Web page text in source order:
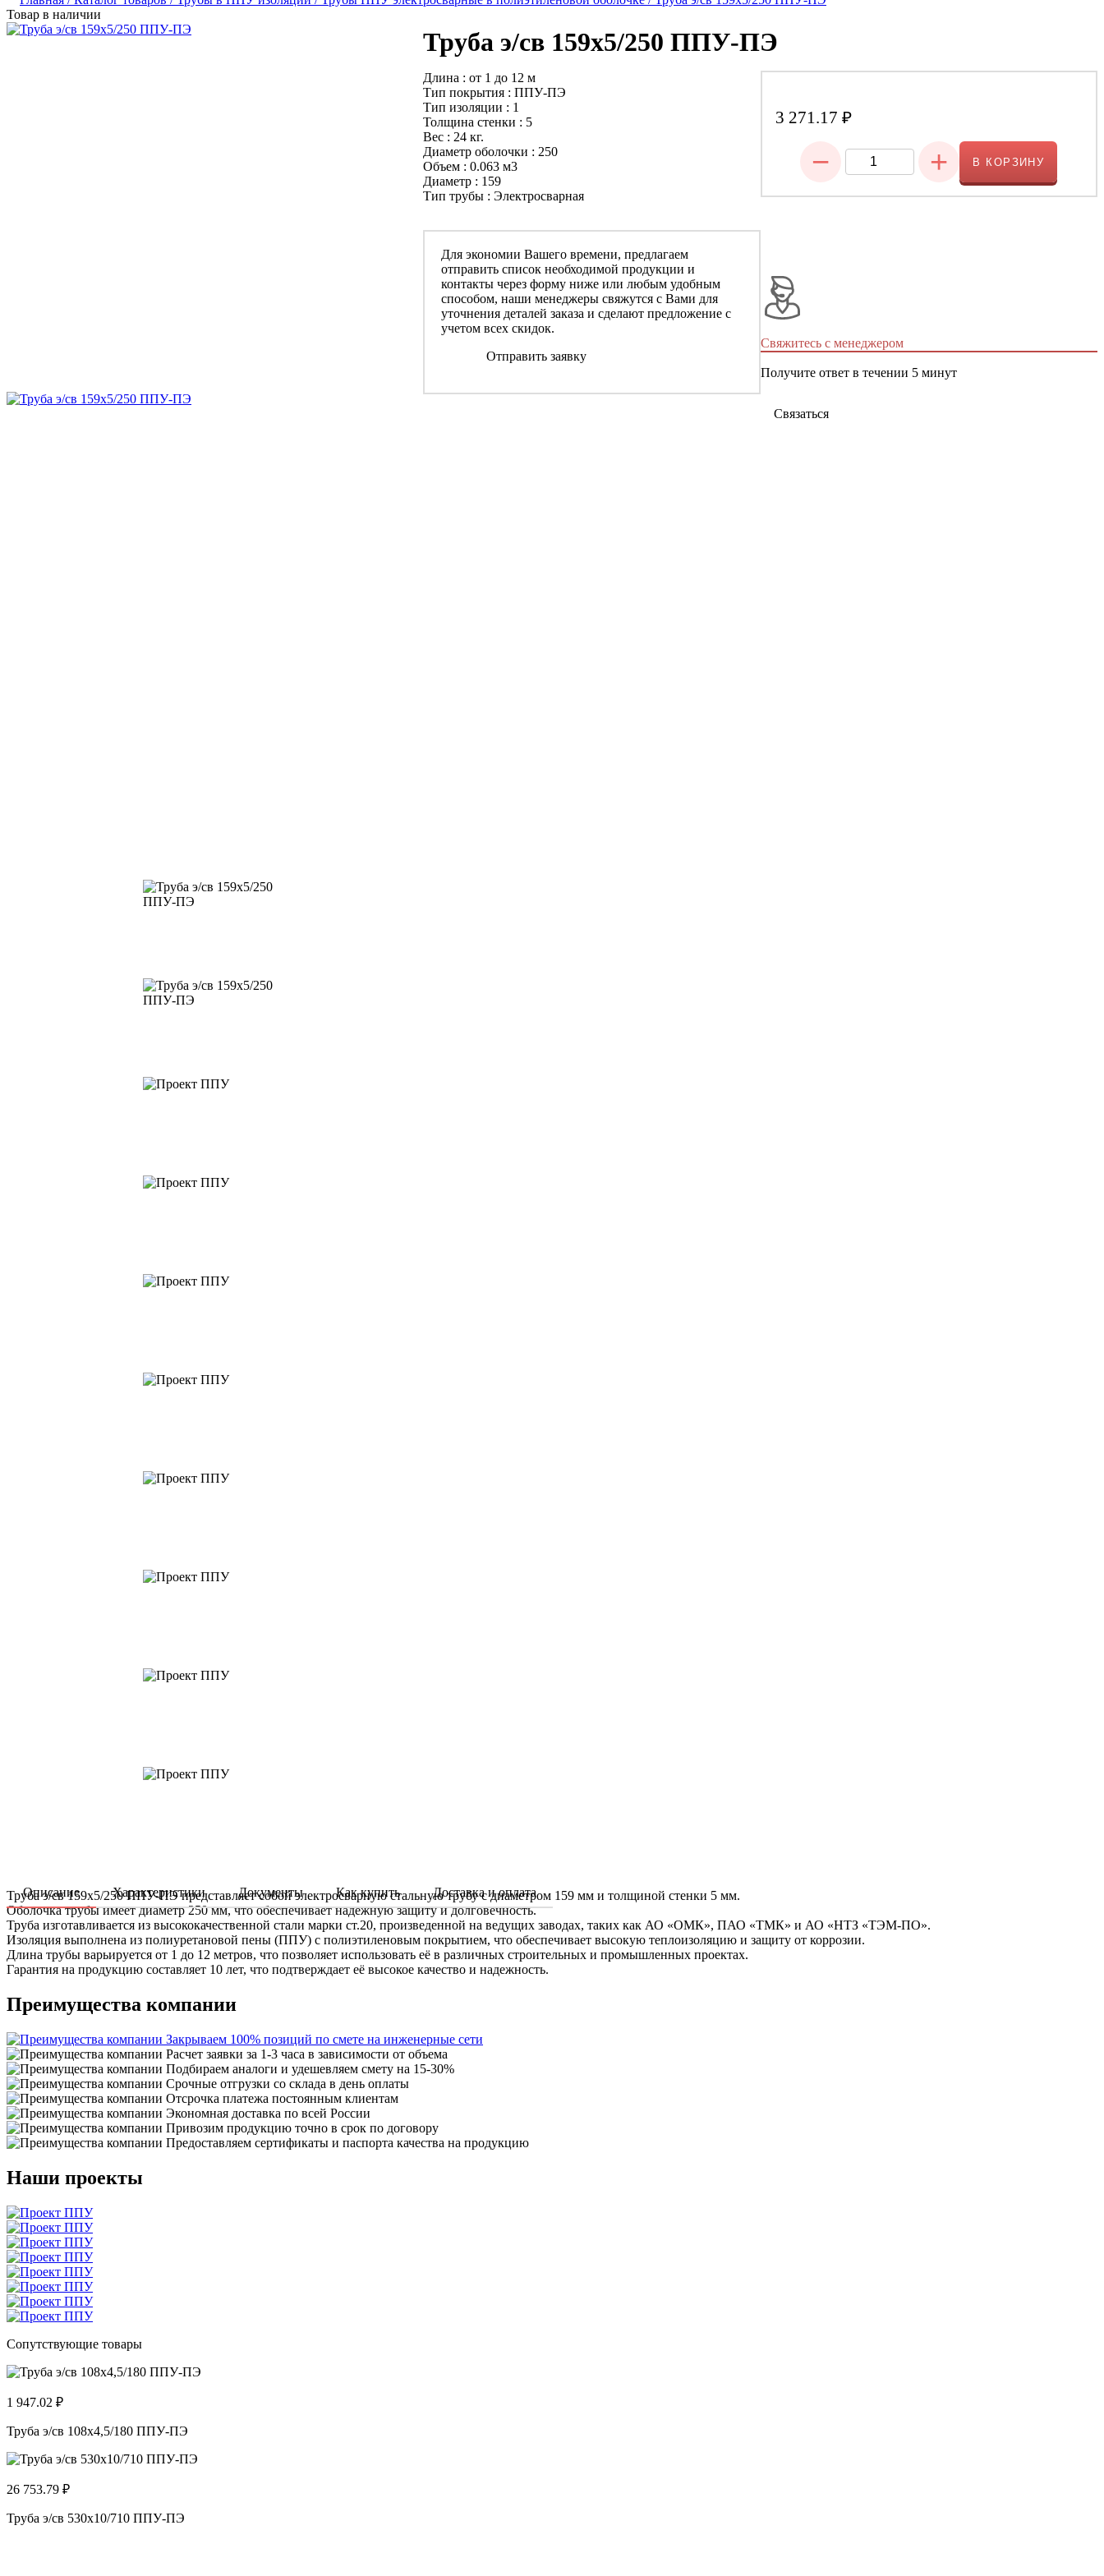
Товар в наличии
Труба э/св 159х5/250 ППУ-ПЭ
Длина : от 1 до 12 м
Тип покрытия : ППУ-ПЭ
Тип изоляции : 1
Толщина стенки : 5
Вес : 24 кг.
Диаметр оболочки : 250
Объем : 0.063 м3
Диаметр : 159
Тип трубы : Электросварная
Для экономии Вашего времени, предлагаем
отправить список необходимой продукции и
контакты через форму ниже или любым удобным
способом, наши менеджеры свяжутся с Вами для
уточнения деталей заказа и сделают предложение с
учетом всех скидок.
Отправить заявку
3 271.17 ₽
− + В КОРЗИНУ
Свяжитесь с менеджером
Получите ответ в течении 5 минут
Связаться
Описание Характеристики Документы Как купить Доставка и оплата
Труба э/св 159х5/250 ППУ-ПЭ представляет собой электросварную стальную трубу с диаметром 159 мм и толщиной стенки 5 мм.
Оболочка трубы имеет диаметр 250 мм, что обеспечивает надежную защиту и долговечность.
Труба изготавливается из высококачественной стали марки ст.20, произведенной на ведущих заводах, таких как АО «ОМК», ПАО «ТМК» и АО «НТЗ «ТЭМ-ПО».
Изоляция выполнена из полиуретановой пены (ППУ) с полиэтиленовым покрытием, что обеспечивает высокую теплоизоляцию и защиту от коррозии.
Длина трубы варьируется от 1 до 12 метров, что позволяет использовать её в различных строительных и промышленных проектах.
Гарантия на продукцию составляет 10 лет, что подтверждает её высокое качество и надежность.
Преимущества компании
Закрываем 100% позиций по смете на инженерные сети
Расчет заявки за 1-3 часа в зависимости от объема
Подбираем аналоги и удешевляем смету на 15-30%
Срочные отгрузки со склада в день оплаты
Отсрочка платежа постоянным клиентам
Экономная доставка по всей России
Привозим продукцию точно в срок по договору
Предоставляем сертификаты и паспорта качества на продукцию
Наши проекты
Сопутствующие товары
1 947.02 ₽
Труба э/св 108х4,5/180 ППУ-ПЭ
26 753.79 ₽
Труба э/св 530х10/710 ППУ-ПЭ